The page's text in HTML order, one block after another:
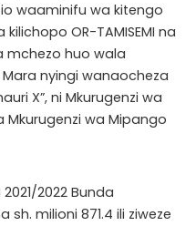
waaminifu wa kitengo
OR-TAMISEMI na
mchezo huo wala
nyingi wanaocheza
X”, ni Mkurugenzi wa
Mkurugenzi wa Mipango
2022 Bunda
milioni 871.4 ili ziweze